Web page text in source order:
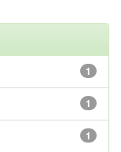
1
1
1